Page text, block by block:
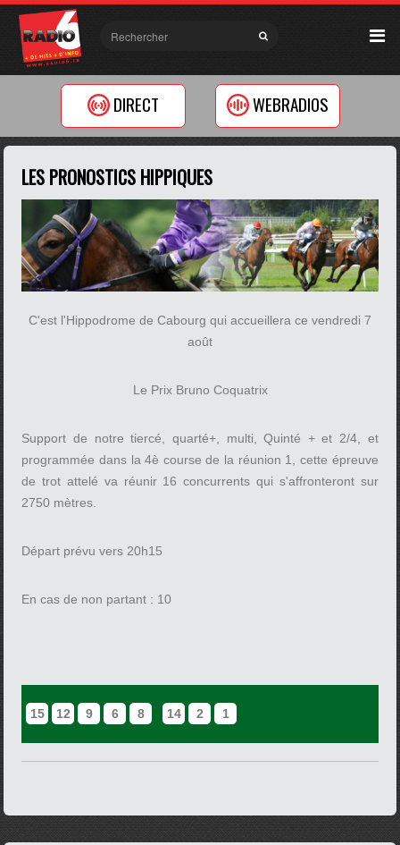
DIRECT WEBRADIOS
LES PRONOSTICS HIPPIQUES
C'est l'Hippodrome de Cabourg qui accueillera ce vendredi 7
août
Le Prix Bruno Coquatrix
Support de notre tiercé, quarté+, multi, Quinté + et 2/4, et
programmée dans la 4è course de la réunion 1, cette épreuve
de trot attelé va réunir 16 concurrents qui s'affronteront sur
2750 mètres.
Départ prévu vers 20h15
En cas de non partant : 10
15 12 9 6 8 14 2 1